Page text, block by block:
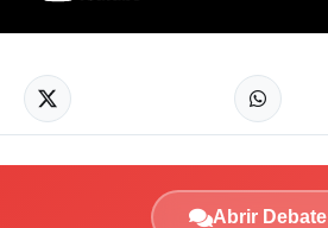
Abrir Debate